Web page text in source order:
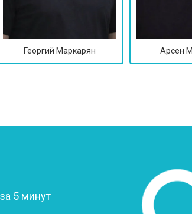
Георгий Маркарян Арсен
5 минут